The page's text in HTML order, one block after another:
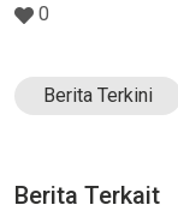
0
Berita Terkini
Berita Terkait